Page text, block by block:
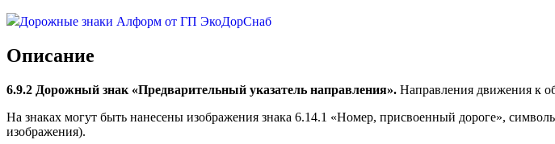
Дорожные знаки Алформ от ГП ЭкоДорСнаб
Описание
6.9.2 Дорожный знак «Предварительный указатель направления». Направления движения к
На знаках могут быть нанесены изображения знака 6.14.1 «Номер, присвоенный дороге»,
изображения).